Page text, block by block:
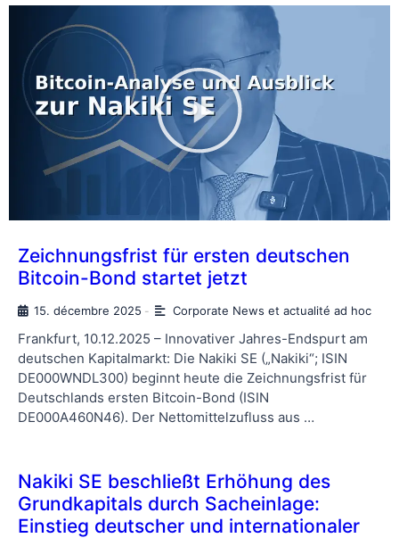
Zeichnungsfrist für ersten deutschen
Bitcoin-Bond startet jetzt
15. décembre 2025 - Corporate News et actualité ad hoc
Frankfurt, 10.12.2025 – Innovativer Jahres-Endspurt am
deutschen Kapitalmarkt: Die Nakiki SE („Nakiki“; ISIN
DE000WNDL300) beginnt heute die Zeichnungsfrist für
Deutschlands ersten Bitcoin-Bond (ISIN
DE000A460N46). Der Nettomittelzufluss aus …
Nakiki SE beschließt Erhöhung des
Grundkapitals durch Sacheinlage:
Einstieg deutscher und internationaler